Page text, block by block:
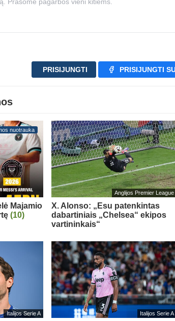
PRISIJUNGTI PRISIJUNGTI
nuotrauka
Majamio
(10)
Anglijos Premier League
X. Alonso: „Esu patenkintas
dabartiniais „Chelsea“ ekipos
vartininkais“
Italijos Serie A Italijos Serie A